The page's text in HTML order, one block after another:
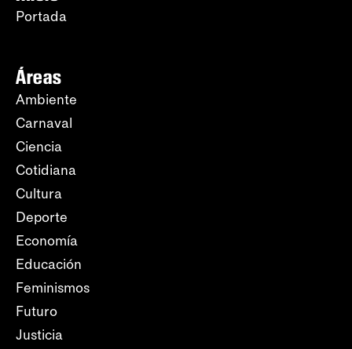
Portada
Áreas
Ambiente
Carnaval
Ciencia
Cotidiana
Cultura
Deporte
Economía
Educación
Feminismos
Futuro
Justicia